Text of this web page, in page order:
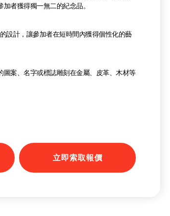
者獲得獨一無二的紀念品。
設計，讓參加者在短時間內獲得個性化的藝
案、名字或標誌雕刻在金屬、皮革、木材等
立即索取報價